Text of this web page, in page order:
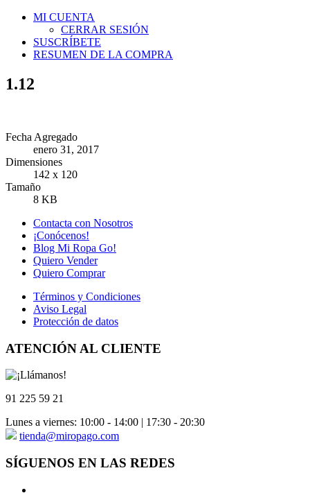
MI CUENTA
CERRAR SESIÓN
SUSCRÍBETE
RESUMEN DE LA COMPRA
1.12
Fecha Agregado
enero 31, 2017
Dimensiones
142 x 120
Tamaño
8 KB
Contacta con Nosotros
¡Conócenos!
Blog Mi Ropa Go!
Quiero Vender
Quiero Comprar
Términos y Condiciones
Aviso Legal
Protección de datos
ATENCIÓN AL CLIENTE
91 225 59 21
Lunes a viernes: 10:00 - 14:00 | 17:30 - 20:30
tienda@miropago.com
SÍGUENOS EN LAS REDES